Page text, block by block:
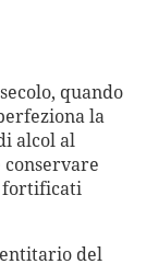
quando
la
alcol al
fortificati
del